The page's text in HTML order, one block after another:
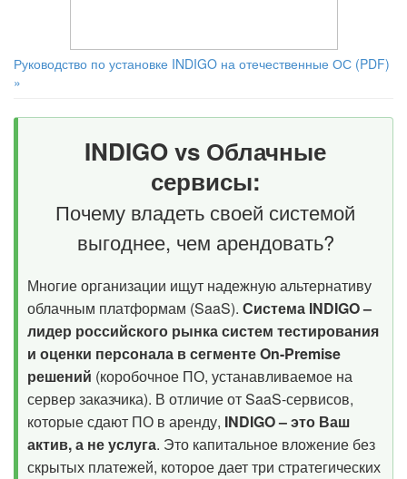
Руководство по установке INDIGO на отечественные ОС (PDF)
»
INDIGO vs Облачные
сервисы:
Почему владеть своей системой
выгоднее, чем арендовать?
Многие организации ищут надежную альтернативу
облачным платформам (SaaS). Система INDIGO –
лидер российского рынка систем тестирования
и оценки персонала в сегменте On-Premise
решений (коробочное ПО, устанавливаемое на
сервер заказчика). В отличие от SaaS-сервисов,
которые сдают ПО в аренду, INDIGO – это Ваш
актив, а не услуга. Это капитальное вложение без
скрытых платежей, которое дает три стратегических